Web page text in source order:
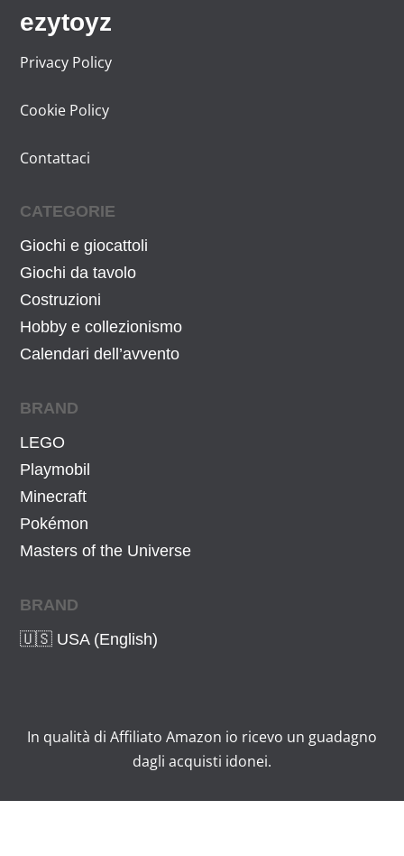
ezytoyz
Privacy Policy
Cookie Policy
Contattaci
CATEGORIE
Giochi e giocattoli
Giochi da tavolo
Costruzioni
Hobby e collezionismo
Calendari dell’avvento
BRAND
LEGO
Playmobil
Minecraft
Pokémon
Masters of the Universe
BRAND
🇺🇸 USA (English)
In qualità di Affiliato Amazon io ricevo un guadagno
dagli acquisti idonei.